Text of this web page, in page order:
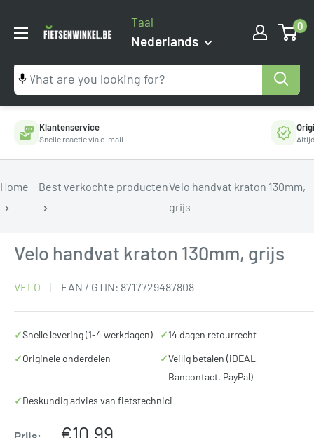
naar
Fietsenwinkel.be
Taal
Nederlands
0
Klantenservice
Snelle reactie via e-mail
Home Best verkochte productenVelo handvat kraton 130mm,
grijs
Velo handvat kraton 130mm, grijs
VELO EAN / GTIN: 8717729487808
✓Snelle levering (1-4 werkdagen) ✓14 dagen retourrecht
✓Originele onderdelen ✓Veilig betalen (iDEAL,
Bancontact, PayPal)
✓Deskundig advies van fietstechnici
Verkoopprijs
€10,99